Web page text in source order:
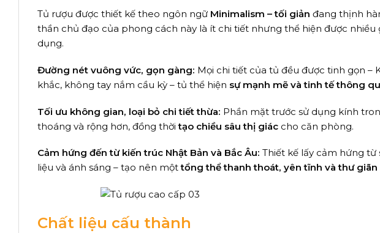
Tủ rượu được thiết kế theo ngôn ngữ Minimalism – tối giản đang thịnh
thần chủ đạo của phong cách này là ít chi tiết nhưng thể hiện được
dụng.
Đường nét vuông vức, gọn gàng: Mọi chi tiết của tủ đều được tinh gọn –
khắc, không tay nắm cầu kỳ – tủ thể hiện sự mạnh mẽ và tinh tế thông
Tối ưu không gian, loại bỏ chi tiết thừa: Phần mặt trước sử dụng kính
thoáng và rộng hơn, đồng thờitạo chiều sâu thị giác cho căn phòng.
Cảm hứng đến từ kiến trúc Nhật Bản và Bắc Âu: Thiết kế lấy cảm hứng
liệu và ánh sáng – tạo nên mộttổng thể thanh thoát, yên tĩnh và thư giãn
Chất liệu cấu thành